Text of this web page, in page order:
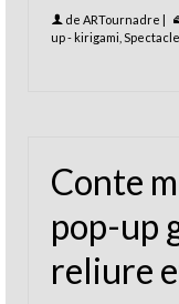
de ARTournadre |
up - kirigami
Conte
pop-up
reliure